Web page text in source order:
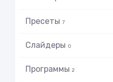
Пресеты 7
Слайдеры 0
Программы 2